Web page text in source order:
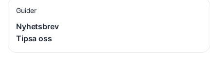
Guider
Nyhetsbrev
Tipsa oss